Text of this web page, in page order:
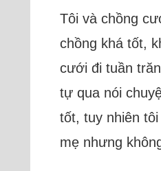
Tôi và chồng
chồng khá tốt,
cưới đi tuần
tự qua nói
tốt, tuy nhiên
mẹ nhưng